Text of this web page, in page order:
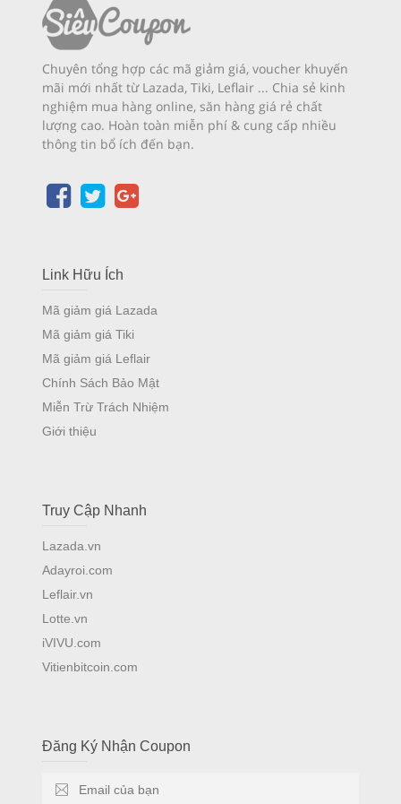
Chuyên tổng hợp các mã giảm giá, voucher khuyến
mãi mới nhất từ Lazada, Tiki, Leflair ... Chia sẻ kinh
nghiệm mua hàng online, săn hàng giá rẻ chất
lượng cao. Hoàn toàn miễn phí & cung cấp nhiều
thông tin bổ ích đến bạn.
Link Hữu Ích
Mã giảm giá Lazada
Mã giảm giá Tiki
Mã giảm giá Leflair
Chính Sách Bảo Mật
Miễn Trừ Trách Nhiệm
Giới thiệu
Truy Cập Nhanh
Lazada.vn
Adayroi.com
Leflair.vn
Lotte.vn
iVIVU.com
Vitienbitcoin.com
Đăng Ký Nhận Coupon